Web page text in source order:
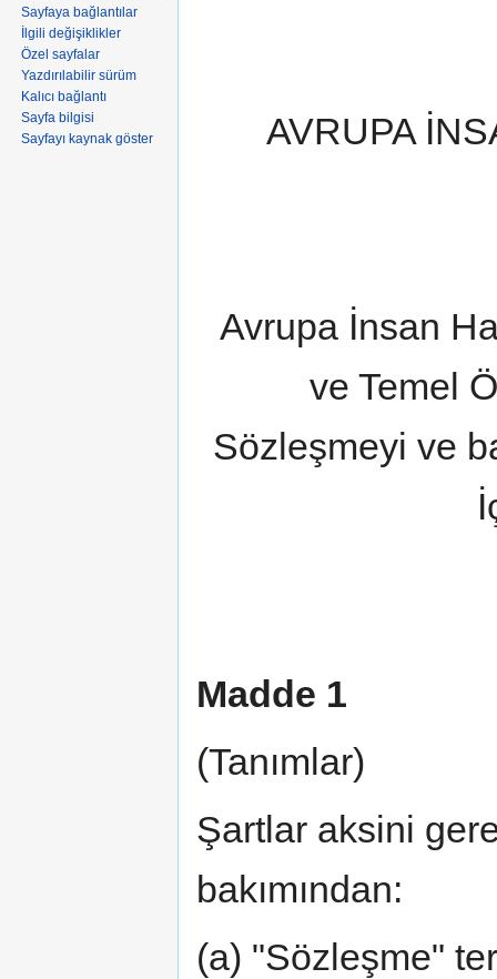
AVRUPA
Avrupa İnsan
ve Temel
Sözleşmeyi ve
Madde 1
(Tanımlar)
Şartlar aksini
bakımından:
(a) "Sözleşme"
Sayfaya bağlantılar
İlgili değişiklikler
Özel sayfalar
Yazdırılabilir sürüm
Kalıcı bağlantı
Sayfa bilgisi
Sayfayı kaynak göster